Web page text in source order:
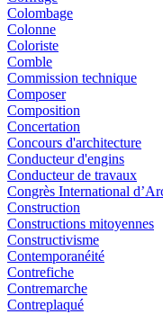
Colombage
Colonne
Coloriste
Comble
Commission technique
Composer
Composition
Concertation
Concours d'architecture
Conducteur d'engins
Conducteur de travaux
Congrès International
Construction
Constructions mitoyennes
Constructivisme
Contemporanéité
Contrefiche
Contremarche
Contreplaqué